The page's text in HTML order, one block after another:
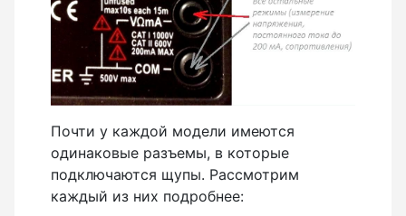
Почти у каждой модели имеются
одинаковые разъемы, в которые
подключаются щупы. Рассмотрим
каждый из них подробнее: